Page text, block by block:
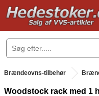
.
Brændeovns-tilbehør
Woodstock rack med 1